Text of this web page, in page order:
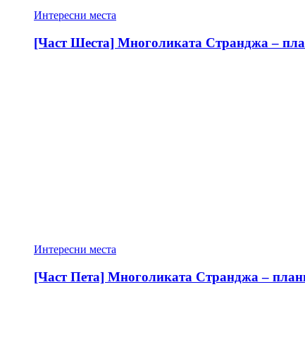
Интересни места
[Част Шеста] Многоликата Странджа –
Интересни места
[Част Пета] Многоликата Странджа –